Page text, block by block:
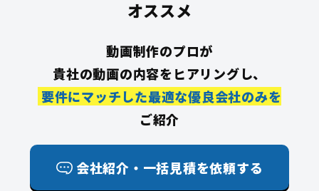
オススメ
動画制作のプロが
貴社の動画の内容をヒアリングし、
要件にマッチした最適な優良会社のみを
ご紹介
会社紹介・一括見積を依頼する